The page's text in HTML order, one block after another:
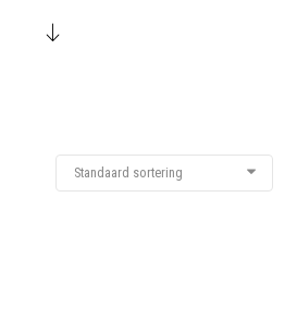
Standaard sortering